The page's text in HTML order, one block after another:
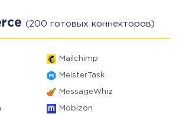
(200 готовых коннекторов)
Mailchimp
MeisterTask
MessageWhiz
Mobizon